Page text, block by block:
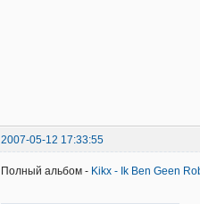
2007-05-12 17:33:55
Полный альбом - Kikx - Ik Ben Geen